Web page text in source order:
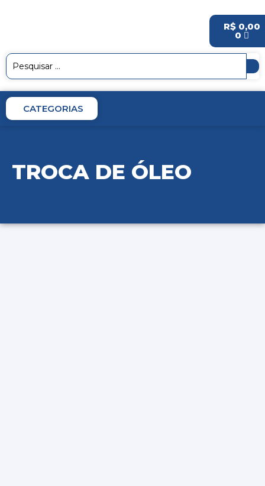
R$0,00
0
CATEGORIAS
TROCA DE ÓLEO